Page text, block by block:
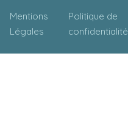
Mentions
Légales
Politique de
confidentialité